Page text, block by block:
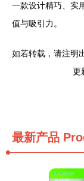
一款设计精巧、实
值与吸引力。
如若转载，请注明
更
最新产品